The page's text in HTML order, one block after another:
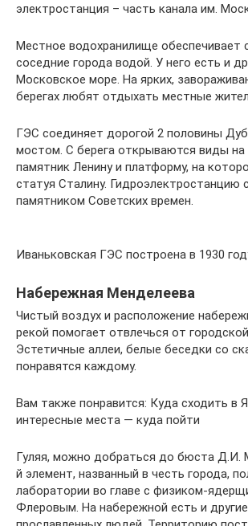
электростанция – часть канала им.
Местное водохранилище обеспечивает
соседние города водой. У него есть и
Московское море. На ярких,
берегах любят отдыхать местные
ГЭС соединяет дорогой 2 половины
мостом. С берега открываются виды на
памятник Ленину и платформу, на
статуя Сталину. Гидроэлектростанцию
памятником Советских времен.
Иваньковская ГЭС построена в 1930
Набережная Менделеева
Чистый воздух и расположение
рекой помогает отвлечься от
Эстетичные аллеи, белые беседки со
понравятся каждому.
Вам также понравится: Куда сходить в
интересные места — куда пойти
Гуляя, можно добраться до бюста Д.И.
й элемент, названный в честь города,
лаборатории во главе с физиком-
Флеровым. На набережной есть и